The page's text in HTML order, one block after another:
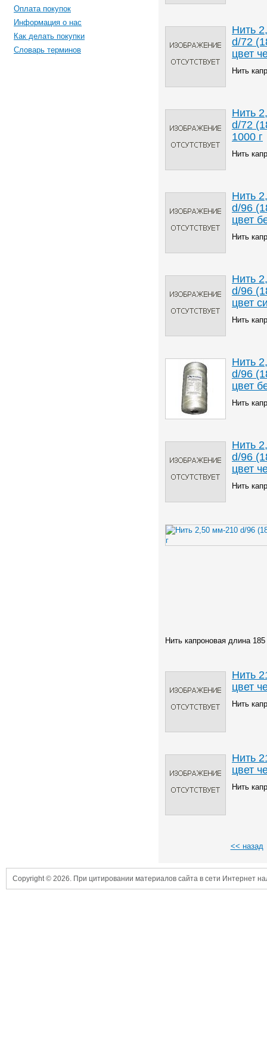
Оплата покупок
Информация о нас
Как делать покупки
Словарь терминов
Нить
d/72
цвет
Нить
Нить
d/72
1000 г
Нить
Нить
d/96
цвет
Нить
Нить
d/96
цвет
Нить
Нить
d/96
цвет
Нить
Нить
d/96
цвет
Нить
Нить капроновая длина
Нить
цвет
Нить
Нить
цвет
Нить
<< назад
Copyright © 2026. При цитировании материалов сайта в сети Интернет